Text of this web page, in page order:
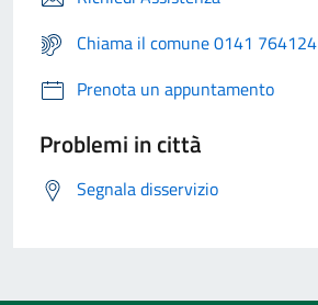
Chiama il comune 0141 764124
Prenota un appuntamento
Problemi in città
Segnala disservizio